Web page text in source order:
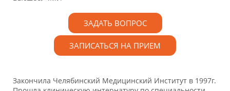
ЗАДАТЬ ВОПРОС
ЗАПИСАТЬСЯ НА ПРИЕМ
Закончила Челябинский Медицинский Институт в 1997г.